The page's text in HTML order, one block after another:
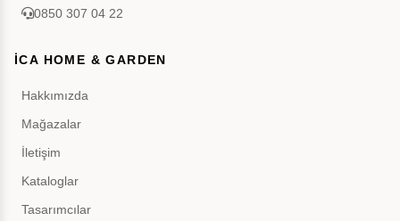
0850 307 04 22
İCA HOME & GARDEN
Hakkımızda
Mağazalar
İletişim
Kataloglar
Tasarımcılar